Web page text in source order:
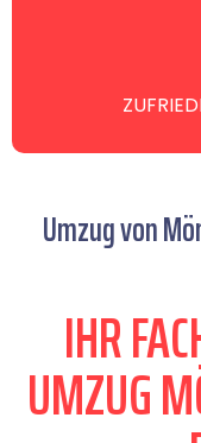
Umzug von
IHR
UMZUG